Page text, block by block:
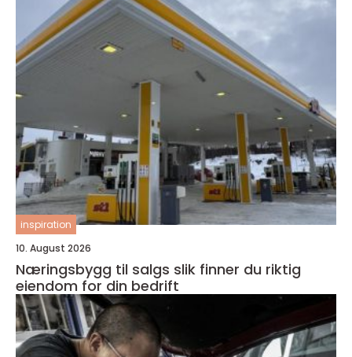
inspiration
10. August 2026
Næringsbygg til salgs slik finner du riktig
eiendom for din bedrift